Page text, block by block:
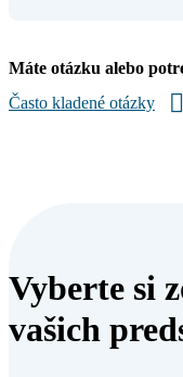
Máte otázku alebo
Často kladené otázky
Vyberte si
vašich